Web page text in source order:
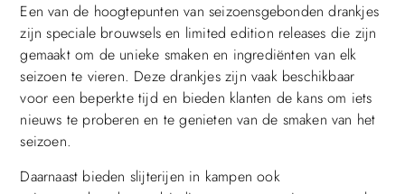
Een van de hoogtepunten van seizoensgebonden drankjes
zijn speciale brouwsels en limited edition releases die zijn
gemaakt om de unieke smaken en ingrediënten van elk
seizoen te vieren. Deze drankjes zijn vaak beschikbaar
voor een beperkte tijd en bieden klanten de kans om iets
nieuws te proberen en te genieten van de smaken van het
seizoen.
Daarnaast bieden slijterijen in kampen ook